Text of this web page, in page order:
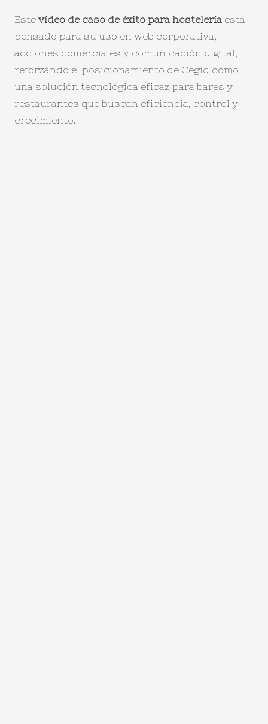
Este vídeo de caso de éxito para hostelería está
pensado para su uso en web corporativa,
acciones comerciales y comunicación digital,
reforzando el posicionamiento de Cegid como
una solución tecnológica eficaz para bares y
restaurantes que buscan eficiencia, control y
crecimiento.